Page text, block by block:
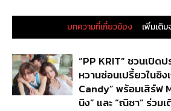
บทความที่เกี่ยวข้อง เพิ่มเติ
“PP KRIT” ชวนเปิด
หวานซ่อนเปรี้ยวในซิง
Candy” พร้อมเสิร์ฟ
นิง” และ “ณิชา” ร่วม